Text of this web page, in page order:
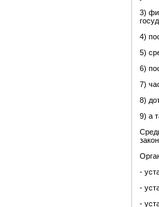
3)
4)
5)
6)
7)
8)
9) а
-
-
-